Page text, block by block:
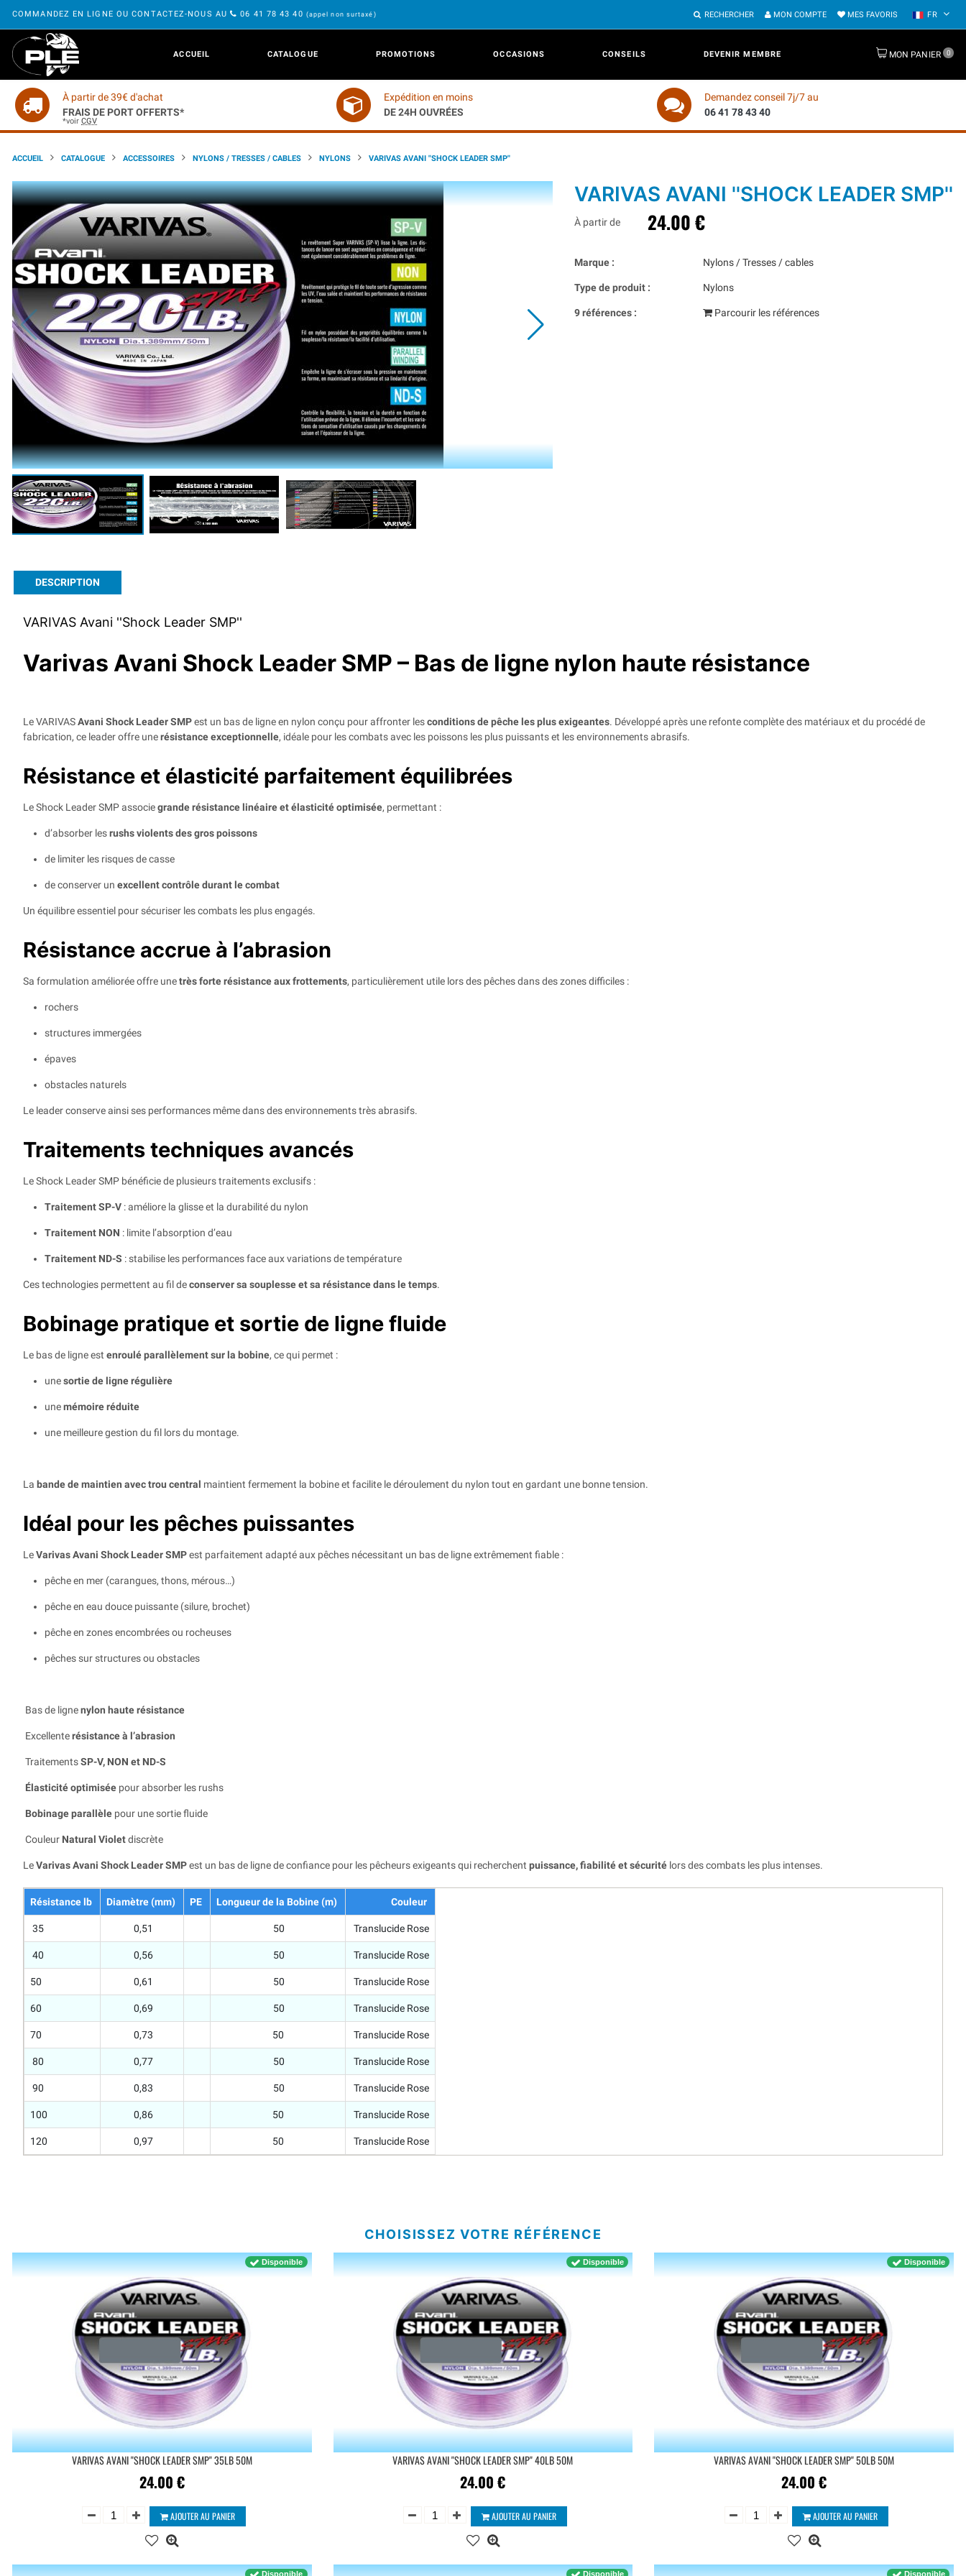
COMMANDEZ EN LIGNE OU CONTACTEZ-NOUS AU 06 41 78 43 40 (appel non surtaxé) RECHERCHER MON COMPTE MES FAVORIS FR
ACCUEIL CATALOGUE PROMOTIONS OCCASIONS CONSEILS DEVENIR MEMBRE MON PANIER 0
À partir de 39€ d'achat
FRAIS DE PORT OFFERTS*
*voir CGV
Expédition en moins
DE 24H OUVRÉES
Demandez conseil 7j/7 au
06 41 78 43 40
ACCUEIL CATALOGUE ACCESSOIRES NYLONS / TRESSES / CABLES NYLONS VARIVAS AVANI ''SHOCK LEADER SMP''
VARIVAS AVANI ''SHOCK LEADER SMP''
À partir de 24.00 €
Marque : Nylons / Tresses / cables
Type de produit : Nylons
9 références : Parcourir les références
DESCRIPTION
VARIVAS Avani ''Shock Leader SMP''
Varivas Avani Shock Leader SMP – Bas de ligne nylon haute résistance
Le VARIVASAvani Shock Leader SMPest un bas de ligne en nylon conçu pour affronter lesconditions de pêche les plus exigeantes. Développé après une refonte complète des matériaux et du procédé de
fabrication, ce leader offre unerésistance exceptionnelle, idéale pour les combats avec les poissons les plus puissants et les environnements abrasifs.
Résistance et élasticité parfaitement équilibrées
Le Shock Leader SMP associegrande résistance linéaire et élasticité optimisée, permettant :
d’absorber lesrushs violents des gros poissons
de limiter les risques de casse
de conserver un excellent contrôle durant le combat
Un équilibre essentiel pour sécuriser les combats les plus engagés.
Résistance accrue à l’abrasion
Sa formulation améliorée offre unetrès forte résistance aux frottements, particulièrement utile lors des pêches dans des zones difficiles :
rochers
structures immergées
épaves
obstacles naturels
Le leader conserve ainsi ses performances même dans des environnements très abrasifs.
Traitements techniques avancés
Le Shock Leader SMP bénéficie de plusieurs traitements exclusifs :
Traitement SP-V : améliore la glisse et la durabilité du nylon
Traitement NON : limite l’absorption d’eau
Traitement ND-S : stabilise les performances face aux variations de température
Ces technologies permettent au fil deconserver sa souplesse et sa résistance dans le temps.
Bobinage pratique et sortie de ligne fluide
Le bas de ligne est enroulé parallèlement sur la bobine, ce qui permet :
unesortie de ligne régulière
unemémoire réduite
une meilleure gestion du fil lors du montage.
La bande de maintien avec trou central maintient fermement la bobine et facilite le déroulement du nylon tout en gardant une bonne tension.
Idéal pour les pêches puissantes
LeVarivas Avani Shock Leader SMPest parfaitement adapté aux pêches nécessitant un bas de ligne extrêmement fiable :
pêche en mer (carangues, thons, mérous…)
pêche en eau douce puissante (silure, brochet)
pêche en zones encombrées ou rocheuses
pêches sur structures ou obstacles
Bas de lignenylon haute résistance
Excellenterésistance à l’abrasion
TraitementsSP-V, NON et ND-S
Élasticité optimisée pour absorber les rushs
Bobinage parallèle pour une sortie fluide
Couleur Natural Violetdiscrète
LeVarivas Avani Shock Leader SMPest un bas de ligne de confiance pour les pêcheurs exigeants qui recherchent puissance, fiabilité et sécurité lors des combats les plus intenses.
Résistance lb Diamètre (mm) PE Longueur de la Bobine (m) Couleur
35 0,51 50 Translucide Rose
40 0,56 50 Translucide Rose
50 0,61 50 Translucide Rose
60 0,69 50 Translucide Rose
70 0,73 50 Translucide Rose
80 0,77 50 Translucide Rose
90 0,83 50 Translucide Rose
100 0,86 50 Translucide Rose
120 0,97 50 Translucide Rose
CHOISISSEZ VOTRE RÉFÉRENCE
VARIVAS AVANI ''SHOCK LEADER SMP'' 35LB 50M
24.00 €
Disponible
AJOUTER AU PANIER
VARIVAS AVANI ''SHOCK LEADER SMP'' 40LB 50M
24.00€
Disponible
AJOUTER AU PANIER
VARIVAS AVANI ''SHOCK LEADER SMP'' 50LB 50M
24.00€
Disponible
AJOUTER AU PANIER
Disponible Disponible Disponible